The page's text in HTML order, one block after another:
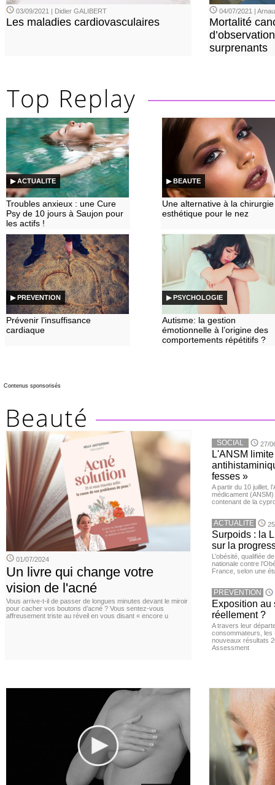
03/09/2021 | Didier GALIBERT
Les maladies cardiovasculaires
04/07/2021 |
Mortalité
surprenants
▶ ACTUALITE
Troubles anxieux : une Cure
Psy de 10 jours à Saujon pour
les actifs !
▶ BEAUTE
Une alternative à la chirurgie
esthétique pour le nez
▶ PREVENTION
Prévenir l’insuffisance
cardiaque
▶ PSYCHOLOGIE
Autisme: la gestion
émotionnelle à l’origine des
comportements répétitifs ?
Contenus sponsorisés
01/07/2024
Un livre qui change votre
vision de l'acné
Vous arrive-t-il de passer de longues minutes devant le miroir
pour cacher vos boutons d’acné ? Vous sentez-vous
affreusement triste au réveil en vous disant « encore u
SOCIAL 27/
L'ANSM
fesses »
A partir du 10 juillet,
médicament
contenant de la
ACTUALITE
Surpoids : la
sur la
L’obésité, qualifiée
nationale contre
France, selon une
PREVENTION
Exposition au
réellement ?
A travers leur
consommateurs, les
nouveaux résultats
Assessment